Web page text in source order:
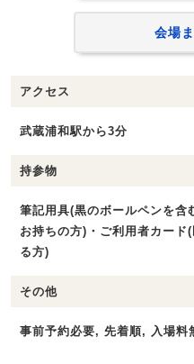
会場
アクセス
武蔵浦和駅から3分
持参物
筆記用具(黒のボールペンを含
お持ちの方)・ご利用者カード
る方)
その他
事前予約必要, 先着順, 入場料